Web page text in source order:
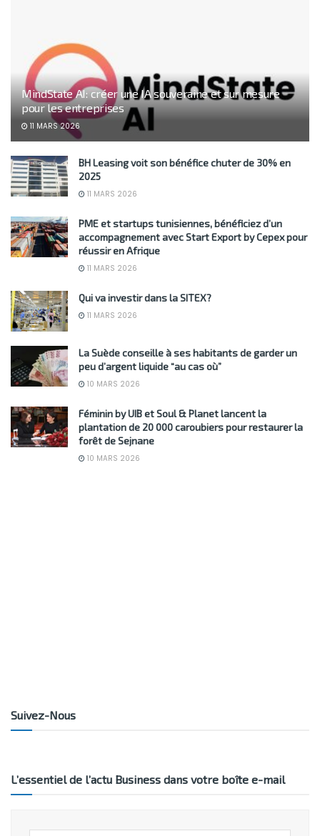
MindState AI: créer une IA souveraine et sur mesure
pour les entreprises
11 MARS 2026
BH Leasing voit son bénéfice chuter de 30% en
2025
11 MARS 2026
PME et startups tunisiennes, bénéficiez d’un
accompagnement avec Start Export by Cepex pour
réussir en Afrique
11 MARS 2026
Qui va investir dans la SITEX?
11 MARS 2026
La Suède conseille à ses habitants de garder un
peu d’argent liquide “au cas où”
10 MARS 2026
Féminin by UIB et Soul & Planet lancent la
plantation de 20 000 caroubiers pour restaurer la
forêt de Sejnane
10 MARS 2026
Suivez-Nous
L’essentiel de l’actu Business dans votre boîte e-mail